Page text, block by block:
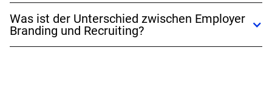
Was ist der Unterschied zwischen Employer
Branding und Recruiting?